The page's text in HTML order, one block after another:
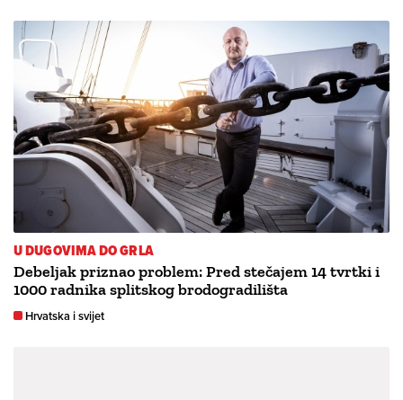
U DUGOVIMA DO GRLA
Debeljak priznao problem: Pred stečajem 14 tvrtki i
1000 radnika splitskog brodogradilišta
Hrvatska i svijet